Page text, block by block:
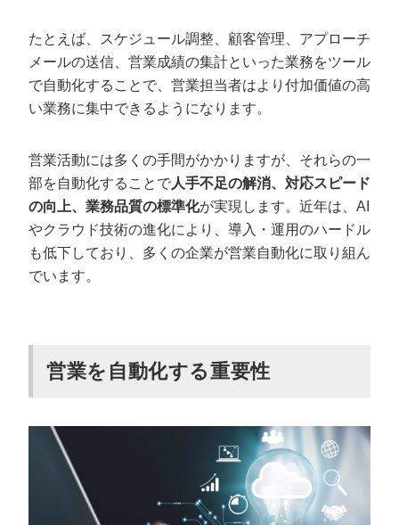
る
営業自動化で気を付けるべき2つの注意点
いきなりすべて自動化しない
営業の自動化ならカリトルくんAIフォーム
にお任せください
たとえば、スケジュール調整、顧客管理、アプローチ
メールの送信、営業成績の集計といった業務をツール
で自動化することで、営業担当者はより付加価値の高
い業務に集中できるようになります。
営業活動には多くの手間がかかりますが、それらの一
部を自動化することで人手不足の解消、対応スピード
の向上、業務品質の標準化が実現します。近年は、AI
やクラウド技術の進化により、導入・運用のハードル
も低下しており、多くの企業が営業自動化に取り組ん
でいます。
営業を自動化する重要性